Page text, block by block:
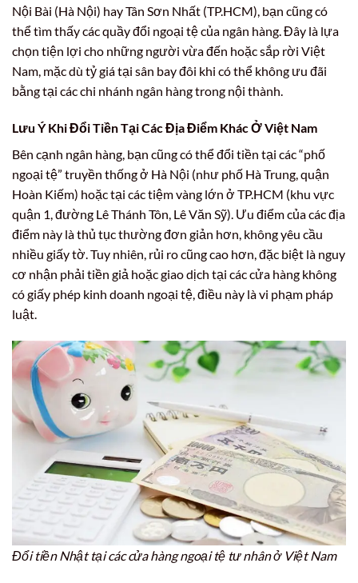
Nội Bài (Hà Nội) hay Tân Sơn Nhất (TP.HCM), bạn cũng có
thể tìm thấy các quầy đổi ngoại tệ của ngân hàng. Đây là lựa
chọn tiện lợi cho những người vừa đến hoặc sắp rời Việt
Nam, mặc dù tỷ giá tại sân bay đôi khi có thể không ưu đãi
bằng tại các chi nhánh ngân hàng trong nội thành.
Lưu Ý Khi Đổi Tiền Tại Các Địa Điểm Khác Ở Việt Nam
Bên cạnh ngân hàng, bạn cũng có thể đổi tiền tại các “phố
ngoại tệ” truyền thống ở Hà Nội (như phố Hà Trung, quận
Hoàn Kiếm) hoặc tại các tiệm vàng lớn ở TP.HCM (khu vực
quận 1, đường Lê Thánh Tôn, Lê Văn Sỹ). Ưu điểm của các địa
điểm này là thủ tục thường đơn giản hơn, không yêu cầu
nhiều giấy tờ. Tuy nhiên, rủi ro cũng cao hơn, đặc biệt là nguy
cơ nhận phải tiền giả hoặc giao dịch tại các cửa hàng không
có giấy phép kinh doanh ngoại tệ, điều này là vi phạm pháp
luật.
Đổi tiền Nhật tại các cửa hàng ngoại tệ tư nhân ở Việt Nam